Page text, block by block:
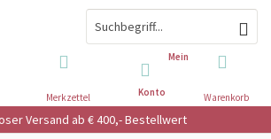
Versand ab € 400,- Bestellwert
Warenkorb
Merkzettel
Mein
Konto